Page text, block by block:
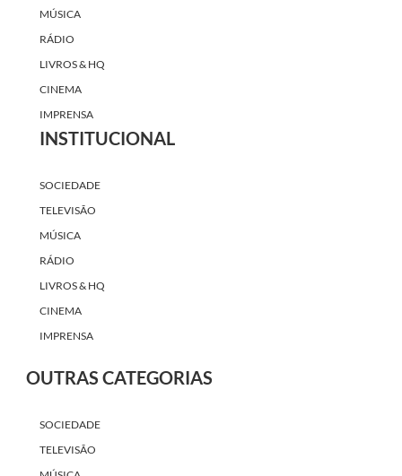
MÚSICA
RÁDIO
LIVROS & HQ
CINEMA
IMPRENSA
INSTITUCIONAL
SOCIEDADE
TELEVISÃO
MÚSICA
RÁDIO
LIVROS & HQ
CINEMA
IMPRENSA
OUTRAS CATEGORIAS
SOCIEDADE
TELEVISÃO